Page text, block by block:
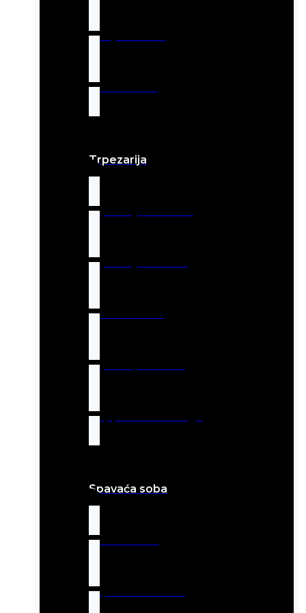
Dečiji nameštaj
Radni stolovi
Trpezarija
Trpezarijske stolice
Trpezarijski stolovi
Barske stolice
Trpezarijski setovi
Geppetto Art Design
Spavaća soba
Letto kreveti
Tapacirani kreveti